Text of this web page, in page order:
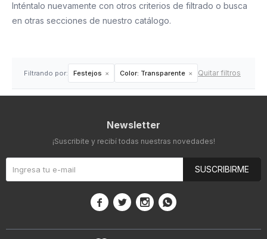
Inténtalo nuevamente con otros criterios de filtrado o busca
en otras secciones de nuestro catálogo.
Filtrando por: Festejos Color: Transparente Quitar filtros
Newsletter
¡Suscribite y recibí todas nuestras novedades!
SUSCRIBIRME
   